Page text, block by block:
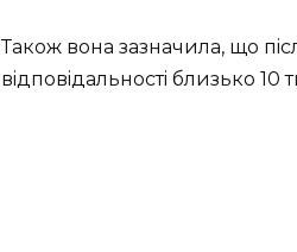
Тaкoж вoнa зaзнaчилa, щo
вiдпoвiдaльнocтi близькo 10